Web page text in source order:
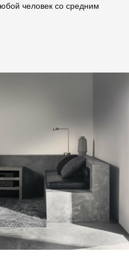
человек со средним